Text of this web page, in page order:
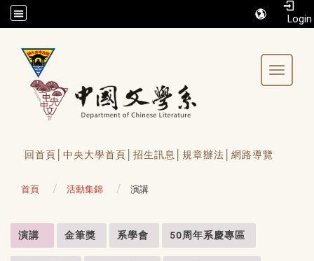
/accesskey"" title="Toolbar">:::
Toggle
回首頁│ 中央大學首頁│ 招生訊息│ 規章辦法│ 網路導覽
首頁 活動集錦 演講
演講 金筆獎 系學會 50周年系慶專區